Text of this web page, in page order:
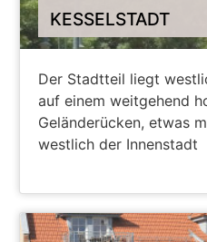
KESSELSTADT
Der Stadtteil liegt
auf einem weitgehend
Geländerücken, etwas
westlich der Innenstadt